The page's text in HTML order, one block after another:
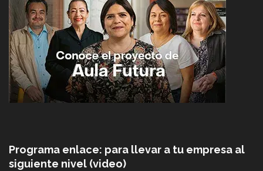
Programa enlace: para llevar a tu empresa al
siguiente nivel (video)